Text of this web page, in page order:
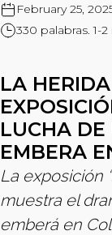
February 25,
330 palabras. 1-
LA
LUCHA DE
EMBERA
La exposición
muestra el
emberá en